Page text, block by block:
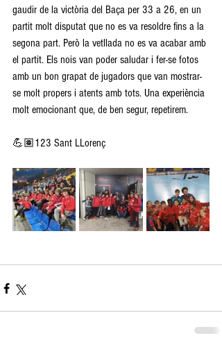
gaudir de la victòria del Baça per 33 a 26, en un
partit molt disputat que no es va resoldre fins a la
segona part. Però la vetllada no es va acabar amb
el partit. Els nois van poder saludar i fer-se fotos
amb un bon grapat de jugadors que van mostrar-
se molt propers i atents amb tots. Una experiència
molt emocionant que, de ben segur, repetirem.
💪🏽123 Sant LLorenç